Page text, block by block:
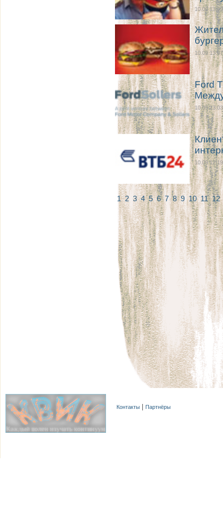
10.09 13:09
10.09 13:07
Ford
10.09 13:03
10.09 12:19
12 3456789 101112
Контакты Партнёры